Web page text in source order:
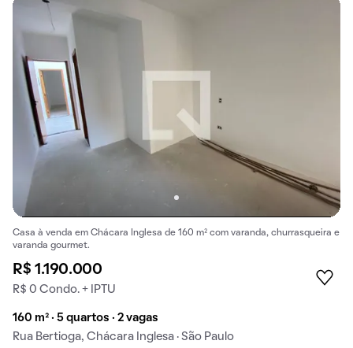
Casa à venda em Chácara Inglesa de 160 m² com varanda, churrasqueira e
varanda gourmet.
R$ 1.190.000
R$ 0 Condo. + IPTU
160 m² · 5 quartos · 2 vagas
Rua Bertioga, Chácara Inglesa · São Paulo